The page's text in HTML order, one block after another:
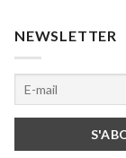
NEWSLETTER